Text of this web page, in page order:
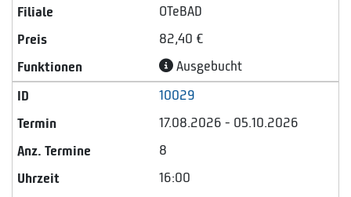
OTeBAD
82,40 €
Ausgebucht
10029
17.08.2026 - 05.10.2026
8
16:00